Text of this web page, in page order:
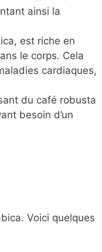
ainsi la
est riche en
le corps. Cela
cardiaques,
du café robusta
besoin d’un
Voici quelques